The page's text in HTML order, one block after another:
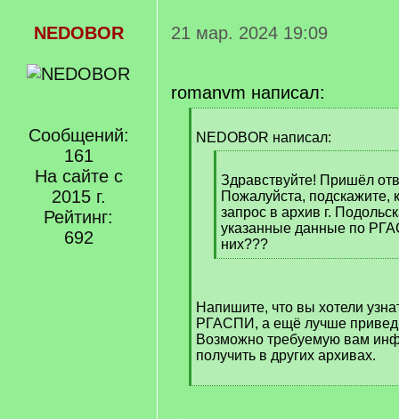
NEDOBOR
Сообщений:
161
На сайте с
2015 г.
Рейтинг:
692
21 мар. 2024 19:09
romanvm написал:
q
NEDOBOR написал:
q
]
Здравствуйте! Пришёл
Пожалуйста, подскажите,
запрос в архив г.
указанные данные по
них???
[
]
Напишите, что вы хотели
РГАСПИ, а ещё лучше
Возможно требуемую вам
получить в других архивах.
[